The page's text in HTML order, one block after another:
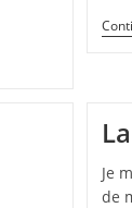
Je
de